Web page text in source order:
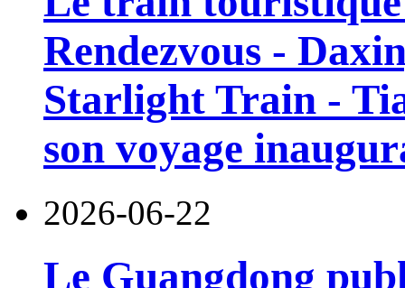
Rendezvous -
Starlight Train -
son voyage
2026-06-22
Le Guangdong